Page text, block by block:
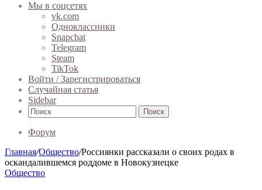
Мы в соцсетях
vk.com
Одноклассники
Snapchat
Telegram
Steam
TikTok
Войти / Зарегистрироваться
Случайная статья
Sidebar
Поиск
Форум
Главная/Общество/Россиянки рассказали о своих родах в
оскандалившемся роддоме в Новокузнецке
Общество